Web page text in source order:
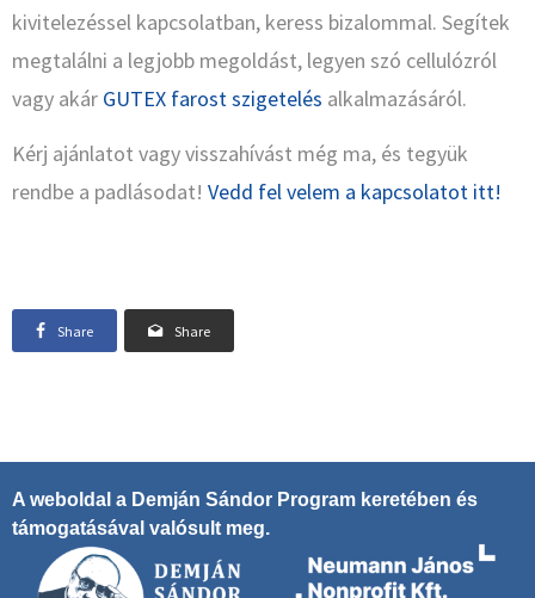
kivitelezéssel kapcsolatban, keress bizalommal. Segítek
megtalálni a legjobb megoldást, legyen szó cellulózról
vagy akár GUTEX farost szigetelés alkalmazásáról.
Kérj ajánlatot vagy visszahívást még ma, és tegyük
rendbe a padlásodat! Vedd fel velem a kapcsolatot itt!
Share Share
A weboldal a Demján Sándor Program keretében és
támogatásával valósult meg.